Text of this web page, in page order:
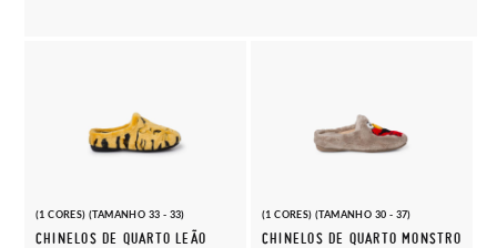
(1 CORES) (TAMANHO 33 - 33)
CHINELOS DE QUARTO LEÃO
(1 CORES) (TAMANHO 30 - 37)
CHINELOS DE QUARTO MONSTRO